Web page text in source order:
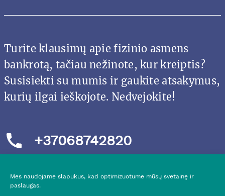
Mes naudojame slapukus, kad optimizuotume mūsų svetainę ir
paslaugas.
Turite klausimų apie fizinio asmens
bankrotą, tačiau nežinote, kur kreiptis?
Susisiekti su mumis ir gaukite atsakymus,
kurių ilgai ieškojote. Nedvejokite!
+37068742820